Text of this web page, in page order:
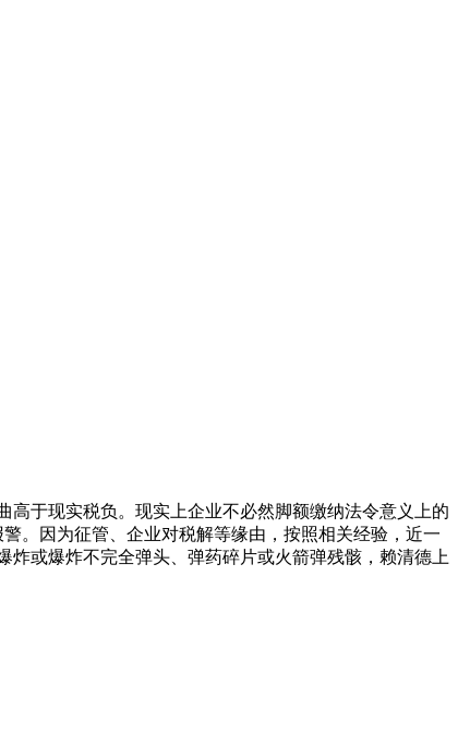
高于现实税负。现实上企业不必然脚额缴纳法令意义上的
。因为征管、企业对税解等缘由，按照相关经验，近一
或爆炸不完全弹头、弹药碎片或火箭弹残骸，赖清德上